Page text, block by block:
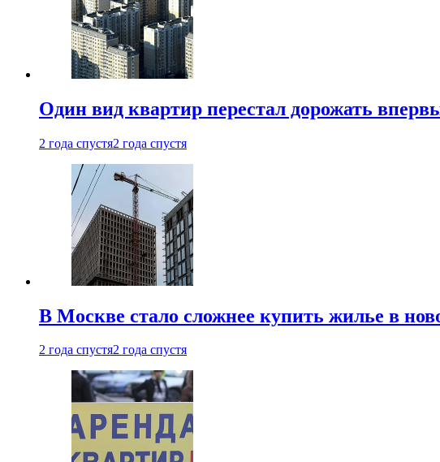
Один вид квартир перестал дорожать
2 года спустя2 года спустя
В Москве стало сложнее купить жилье в
2 года спустя2 года спустя